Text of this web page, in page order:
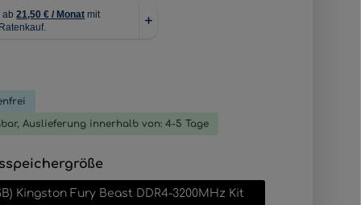
Bewertung von 0 von 5 Sternen
Auslieferung innerhalb von: 4-5 Tage
auswählen
Kingston Fury Beast DDR4-3200MHz Kit